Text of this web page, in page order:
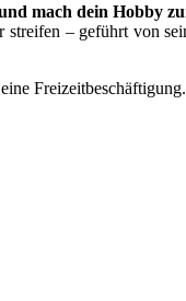
mach dein Hobby
– geführt von